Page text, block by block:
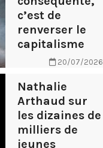
c’est de
renverser le
capitalisme
20/07/2026
Nathalie
Arthaud sur
les dizaines de
milliers de
jeunes